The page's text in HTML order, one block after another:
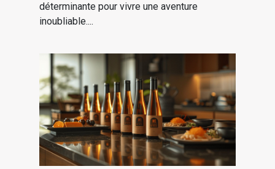
déterminante pour vivre une aventure
inoubliable....